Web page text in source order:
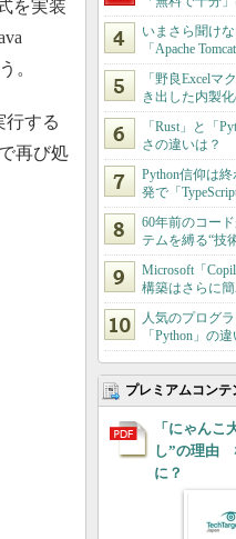
を実装
。
する
再び処
いまさら聞けな
「Apache
「野良Excelマ
き出した内製
「Rust」と「
さの違いは？
Python信仰は
発で「
60年前のコー
テムを縛る“技
Microsoft「
構築はさらに
人気のプログ
「Python」の
プレミアムコンテ
「にゃんこ
し”の理由
に？